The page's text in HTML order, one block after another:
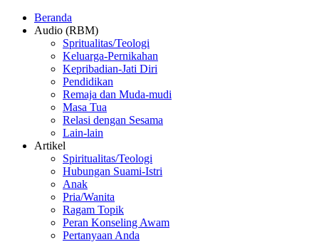
Beranda
Audio (RBM)
Spritualitas/Teologi
Keluarga-Pernikahan
Kepribadian-Jati Diri
Pendidikan
Remaja dan Muda-mudi
Masa Tua
Relasi dengan Sesama
Lain-lain
Artikel
Spiritualitas/Teologi
Hubungan Suami-Istri
Anak
Pria/Wanita
Ragam Topik
Peran Konseling Awam
Pertanyaan Anda